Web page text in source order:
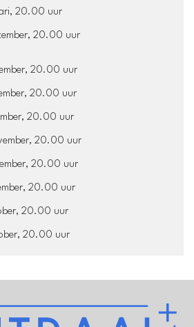
20.00 uur
20.00 uur
20.00 uur
20.00 uur
20.00 uur
20.00 uur
20.00 uur
20.00 uur
20.00 uur
20.00 uur